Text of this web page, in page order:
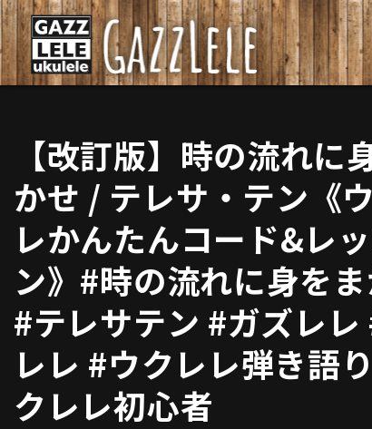
【改訂版】時の流れに
かせ / テレサ・テン《
レかんたんコード&レ
ン》#時の流れに身を
#テレサテン #ガズレレ
レレ #ウクレレ弾き語
クレレ初心者